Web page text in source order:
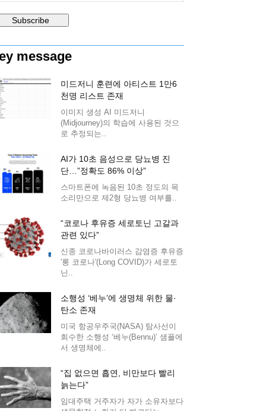
message
미드저니 훈련에 아티스트 1만6
천명 리스트 존재
이미지 생성 AI 미드저니
(Midjourney)의 학습에 사용된 것으
로 추정되는..
AI가 10초 음성으로 당뇨병 진
단…”정확도 86% 이상”
스마트폰에 녹음된 10초 정도의 목
소리만으로 제2형 당뇨병 여부를..
“코로나 후유증 세로토닌 고갈과
관련 있다”
신종 코로나바이러스 감염증 후유증
'롱 코로나'(Long COVID)가 세로토
닌..
소행성 ‘베누’에 생명체 위한 물·
탄소 존재
미국 항공우주국(NASA) 탐사선이
회수한 소행성 ‘베누(Bennu)’ 샘플에
서 생명체에..
“집 없으면 흡연, 비만보다 빨리
늙는다”
임대주택 거주자가 자가 소유자보다